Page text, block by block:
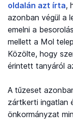
oldalán azt írta,
azonban végül a
emelni a
mellett a Mol
Közölte, hogy
érintett tanyáról
A tűzeset
zártkerti ingatlan
önkormányzat